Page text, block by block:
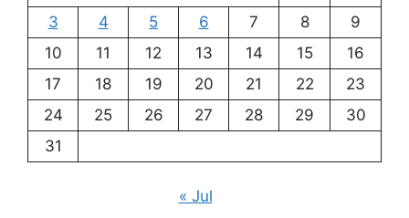
3 4 5 6 7 8
9
10
11 12 13 14 15
16
17
18 19 20 21 22
23
24
25 26 27 28 29
30
31
« Jul